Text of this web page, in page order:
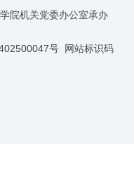
院机关党委办公室承办
号 网站标识码